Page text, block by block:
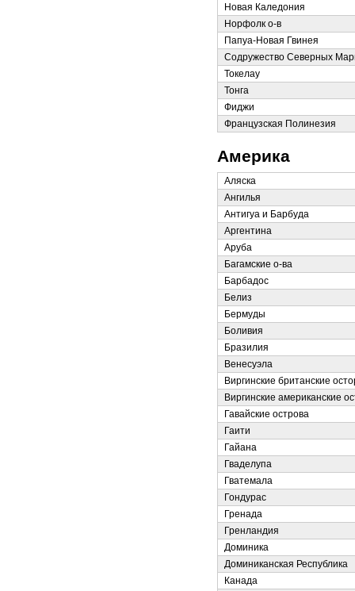
Новая Каледония
Норфолк о-в
Папуа-Новая Гвинея
Содружество Северных
Токелау
Тонга
Фиджи
Французская Полинезия
Америка
Аляска
Ангилья
Антигуа и Барбуда
Аргентина
Аруба
Багамские о-ва
Барбадос
Белиз
Бермуды
Боливия
Бразилия
Венесуэла
Виргинские британские
Виргинские американские
Гавайские острова
Гаити
Гайана
Гваделупа
Гватемала
Гондурас
Гренада
Гренландия
Доминика
Доминиканская Республика
Канада